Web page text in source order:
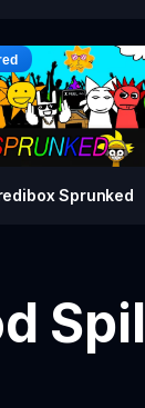
Sprunked
Spil